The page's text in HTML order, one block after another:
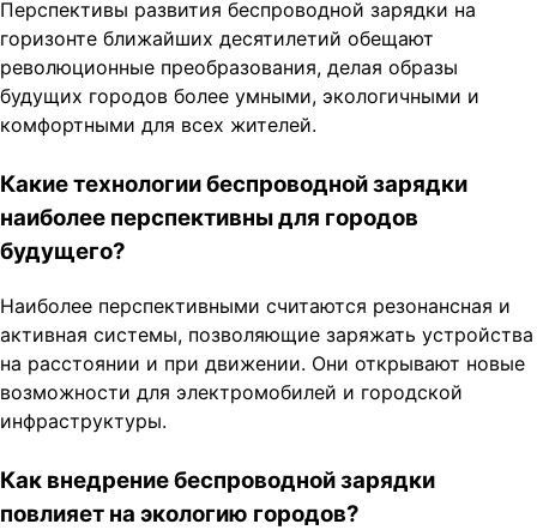
Перспективы развития беспроводной зарядки на
горизонте ближайших десятилетий обещают
революционные преобразования, делая образы
будущих городов более умными, экологичными и
комфортными для всех жителей.
Какие технологии беспроводной зарядки
наиболее перспективны для городов
будущего?
Наиболее перспективными считаются резонансная и
активная системы, позволяющие заряжать устройства
на расстоянии и при движении. Они открывают новые
возможности для электромобилей и городской
инфраструктуры.
Как внедрение беспроводной зарядки
повлияет на экологию городов?